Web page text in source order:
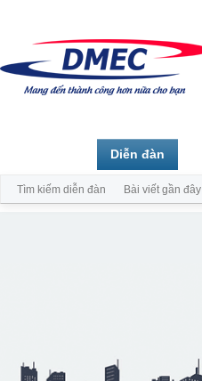
Diễn đàn
Tìm kiếm diễn đàn Bài viết gần đây